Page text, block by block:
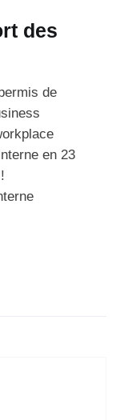
des
de
en 23